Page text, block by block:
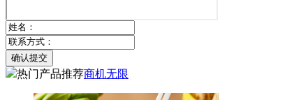
确认提交
热门产品推荐商机无限